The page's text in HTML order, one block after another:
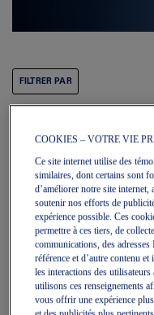
ARTICLES
Vente
FILTRER PAR
COOKIES – VOTRE VIE
Ce site internet utilise des
similaires, dont certains sont
d’améliorer notre site internet,
soutenir nos efforts de
expérience possible. Ces
permettre à ces tiers, de
communications, des
référence et d’autre contenu
les interactions des
utilisons ces renseignements
vous offrir une expérience